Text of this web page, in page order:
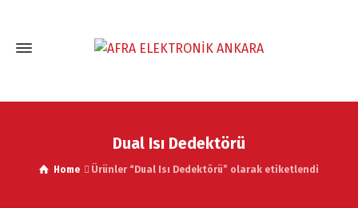
Dual Isı Dedektörü
Home Ürünler “Dual Isı Dedektörü” olarak etiketlendi